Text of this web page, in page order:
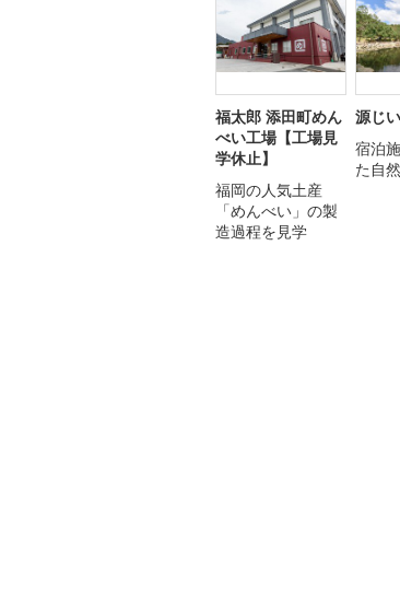
福太郎 添田町めん
べい工場【工場見
学休止】
福岡の人気土産
「めんべい」の製
造過程を見学
源じ
宿泊
た自